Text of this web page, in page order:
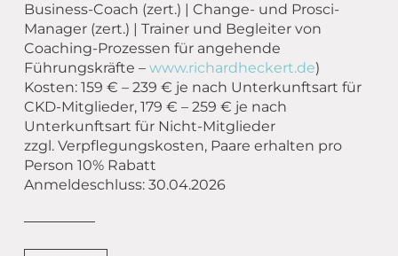
Business-Coach (zert.) | Change- und Prosci-
Manager (zert.) | Trainer und Begleiter von
Coaching-Prozessen für angehende
Führungskräfte – www.richardheckert.de)
Kosten: 159 € – 239 € je nach Unterkunftsart für
CKD-Mitglieder, 179 € – 259 € je nach
Unterkunftsart für Nicht-Mitglieder
zzgl. Verpflegungskosten, Paare erhalten pro
Person 10% Rabatt
Anmeldeschluss: 30.04.2026